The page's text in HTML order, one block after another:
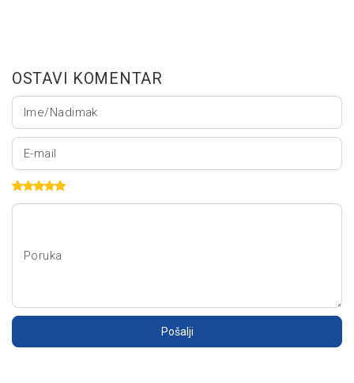
OSTAVI KOMENTAR
Ime/Nadimak
E-mail
Poruka
Pošalji